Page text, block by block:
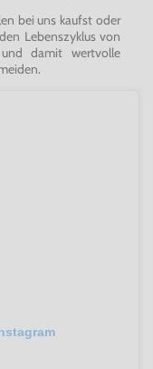
bei uns kaufst oder
Lebenszyklus von
damit wertvolle